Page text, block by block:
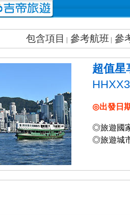
包含項目 參考航班 參
超值星
◎出發日
◎旅遊國
◎旅遊城